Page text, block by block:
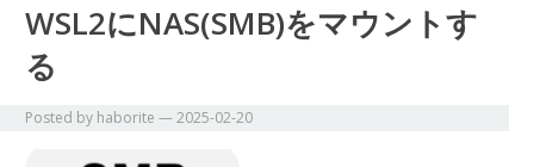
WSL2にNAS(SMB)をマウントす
る
Posted by haborite —2025-02-20